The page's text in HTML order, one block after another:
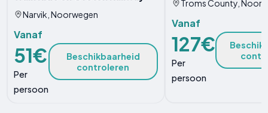
Narvik, Noorwegen
Vanaf
51€
Per
persoon
Beschikbaarheid
controleren
Troms County,
Vanaf
127€
Per
persoon